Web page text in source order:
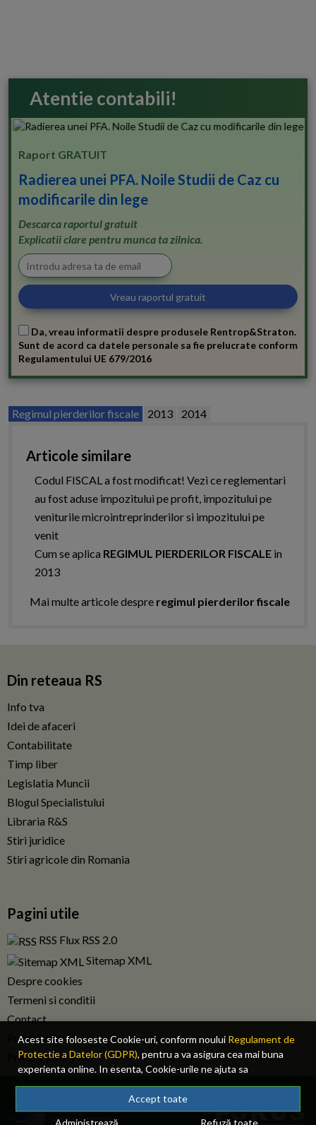
Acest site foloseste Cookie-uri, conform noului Regulament de
Protectie a Datelor (GDPR), pentru a va asigura cea mai buna
experienta online. In esenta, Cookie-urile ne ajuta sa
imbunatatim continutul de pe site, oferindu-va dvs., cititorul, o
experienta online personalizata si mult mai rapida. Ele sunt
folosite doar de site-ul nostru si partenerii nostri de incredere.
Accept toate
Administrează
Refuză toate
Atentie contabili!
Raport GRATUIT
Radierea unei PFA. Noile Studii de Caz cu
modificarile din lege
Descarca raportul gratuit
Explicatii clare pentru munca ta zilnica.
Da, vreau informatii despre produsele Rentrop&Straton.
Sunt de acord ca datele personale sa fie prelucrate conform
Regulamentului UE 679/2016
Regimul pierderilor fiscale 2013 2014
Articole similare
Codul FISCAL a fost modificat! Vezi ce reglementari
au fost aduse impozitului pe profit, impozitului pe
veniturile microintreprinderilor si impozitului pe
venit
Cum se aplica REGIMUL PIERDERILOR FISCALE in
2013
Mai multe articole despre regimul pierderilor fiscale
Din reteaua RS
Info tva
Idei de afaceri
Contabilitate
Timp liber
Legislatia Muncii
Blogul Specialistului
Libraria R&S
Stiri juridice
Stiri agricole din Romania
Pagini utile
RSS Flux RSS 2.0
Sitemap XML
Despre cookies
Termeni si conditii
Contact
Publicitate
Privacy policy RO
© 2026 Fiscalitatea.ro. Toate drepturile rezervate.